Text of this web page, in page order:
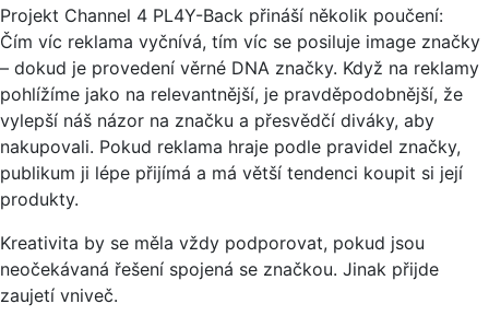
Projekt Channel 4 PL4Y-Back přináší několik poučení:
Čím víc reklama vyčnívá, tím víc se posiluje image značky
– dokud je provedení věrné DNA značky. Když na reklamy
pohlížíme jako na relevantnější, je pravděpodobnější, že
vylepší náš názor na značku a přesvědčí diváky, aby
nakupovali. Pokud reklama hraje podle pravidel značky,
publikum ji lépe přijímá a má větší tendenci koupit si její
produkty.
Kreativita by se měla vždy podporovat, pokud jsou
neočekávaná řešení spojená se značkou. Jinak přijde
zaujetí vniveč.